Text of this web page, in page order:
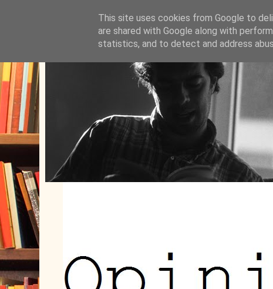
This site uses cookies from Google to
are shared with Google along with
statistics, and to detect and address